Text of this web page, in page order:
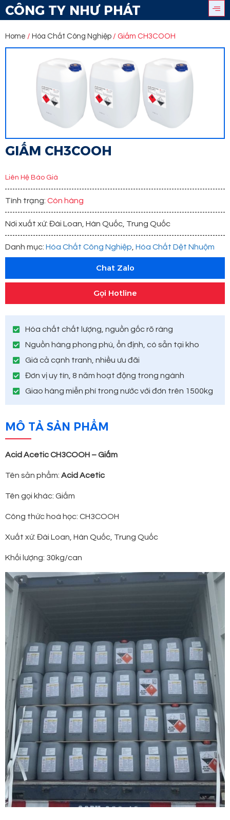
CÔNG TY NHƯ PHÁT
Home / Hóa Chất Công Nghiệp / Giấm CH3COOH
GIẤM CH3COOH
Liên Hệ Báo Giá
Tình trạng: Còn hàng
Nơi xuất xứ: Đài Loan, Hàn Quốc, Trung Quốc
Danh mục: Hóa Chất Công Nghiệp, Hóa Chất Dệt Nhuộm
Chat Zalo
Gọi Hotline
Hóa chất chất lượng, nguồn gốc rõ ràng
Nguồn hàng phong phú, ổn định, có sẵn tại kho
Giá cả cạnh tranh, nhiều ưu đãi
Đơn vị uy tín, 8 năm hoạt động trong ngành
Giao hàng miễn phí trong nước với đơn trên 1500kg
MÔ TẢ SẢN PHẨM
Acid Acetic CH3COOH – Giấm
Tên sản phẩm: Acid Acetic
Tên gọi khác: Giấm
Công thức hoá học: CH3COOH
Xuất xứ: Đài Loan, Hàn Quốc, Trung Quốc
Khối lượng: 30kg/can